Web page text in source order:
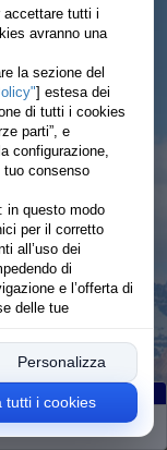
Rimanenti:6
accettare tutti i
avranno una
la sezione del
] estesa dei
di tutti i cookies
parti”, e
configurazione,
tuo consenso
in questo modo
per il corretto
all’uso dei
di
e l’offerta di
delle tue
Personalizza
tutti i cookies